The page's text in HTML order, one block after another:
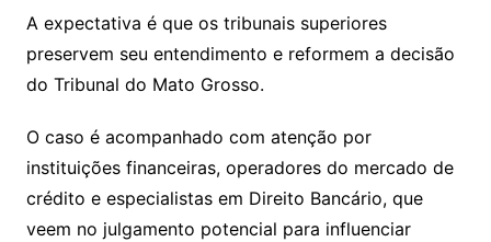
A expectativa é que os tribunais superiores
preservem seu entendimento e reformem a decisão
do Tribunal do Mato Grosso.
O caso é acompanhado com atenção por
instituições financeiras, operadores do mercado de
crédito e especialistas em Direito Bancário, que
veem no julgamento potencial para influenciar